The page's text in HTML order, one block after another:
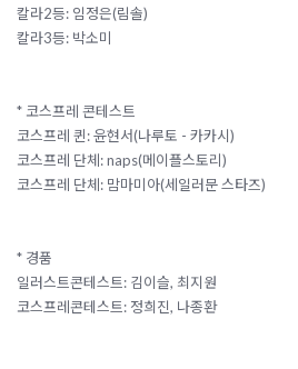
칼라2등: 임정은(림솔)
칼라3등: 박소미
* 코스프레 콘테스트
코스프레 퀸: 윤현서(나루토 - 카카시)
코스프레 단체: naps(메이플스토리)
코스프레 단체: 맘마미아(세일러문 스타즈)
* 경품
일러스트콘테스트: 김이슬, 최지원
코스프레콘테스트: 정희진, 나종환